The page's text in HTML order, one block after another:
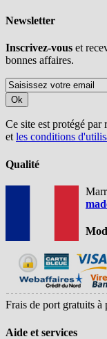
Newsletter
Inscrivez-vous et
bonnes affaires.
Ok
Ce site est protégé
etles conditions
Qualité
Frais de port gratuits à
Aide et services